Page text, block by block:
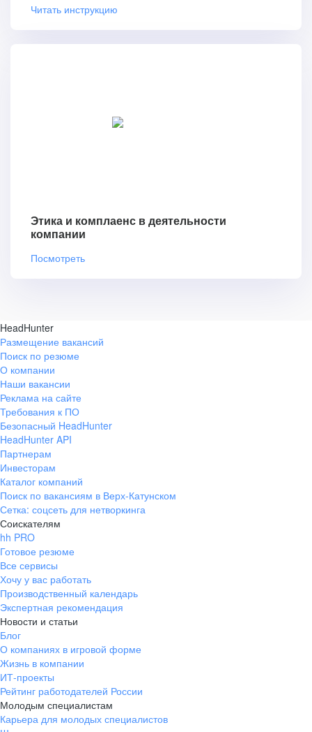
Читать инструкцию
Этика и комплаенс в деятельности
компании
Посмотреть
HeadHunter
Размещение вакансий
Поиск по резюме
О компании
Наши вакансии
Реклама на сайте
Требования к ПО
Безопасный HeadHunter
HeadHunter API
Партнерам
Инвесторам
Каталог компаний
Поиск по вакансиям в Верх-Катунском
Сетка: соцсеть для нетворкинга
Соискателям
hh PRO
Готовое резюме
Все сервисы
Хочу у вас работать
Производственный календарь
Экспертная рекомендация
Новости и статьи
Блог
О компаниях в игровой форме
Жизнь в компании
ИТ-проекты
Рейтинг работодателей России
Молодым специалистам
Карьера для молодых специалистов